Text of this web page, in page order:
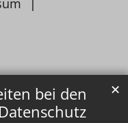
bei den
✕